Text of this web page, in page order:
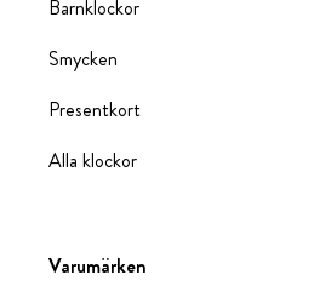
Barnklockor
Smycken
Presentkort
Alla klockor
Varumärken